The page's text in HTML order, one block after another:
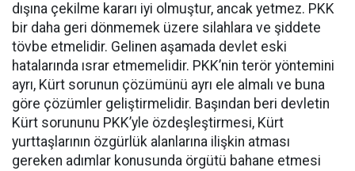
dışına çekilme kararı iyi olmuştur, ancak yetmez. PKK
bir daha geri dönmemek üzere silahlara ve şiddete
tövbe etmelidir. Gelinen aşamada devlet eski
hatalarında ısrar etmemelidir. PKK’nin terör yöntemini
ayrı, Kürt sorunun çözümünü ayrı ele almalı ve buna
göre çözümler geliştirmelidir. Başından beri devletin
Kürt sorununu PKK’yle özdeşleştirmesi, Kürt
yurttaşlarının özgürlük alanlarına ilişkin atması
gereken adımlar konusunda örgütü bahane etmesi